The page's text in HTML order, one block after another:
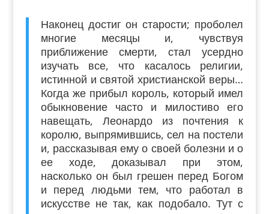
Наконец достиг он старости; проболел
многие месяцы и, чувствуя
приближение смерти, стал усердно
изучать все, что касалось религии,
истинной и святой христианской веры…
Когда же прибыл король, который имел
обыкновение часто и милостиво его
навещать, Леонардо из почтения к
королю, выпрямившись, сел на постели
и, рассказывая ему о своей болезни и о
ее ходе, доказывал при этом,
насколько он был грешен перед Богом
и перед людьми тем, что работал в
искусстве не так, как подобало. Тут с